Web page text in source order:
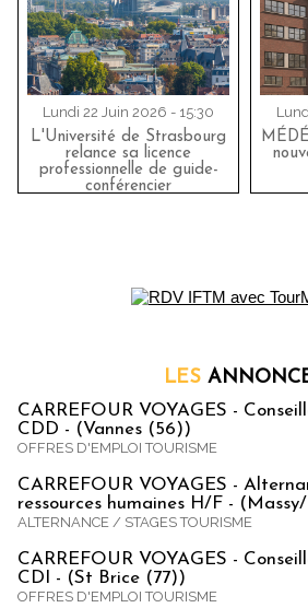
Lundi 22 Juin 2026 - 15:30
L'Université de Strasbourg
relance sa licence
professionnelle de guide-
conférencier
LES
CARREFOUR VOYAGES -
CDD - (Vannes (56))
OFFRES D'EMPLOI TOURISME
CARREFOUR VOYAGES -
ressources humaines H/F -
ALTERNANCE / STAGES TOURISME
CARREFOUR VOYAGES -
CDI - (St Brice (77))
OFFRES D'EMPLOI TOURISME